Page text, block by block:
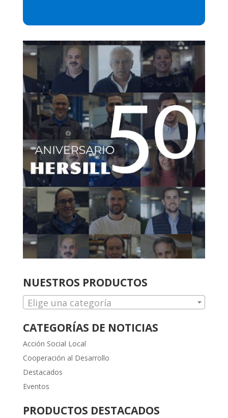
NUESTROS PRODUCTOS
Elige una categoría
CATEGORÍAS DE NOTICIAS
Acción Social Local
Cooperación al Desarrollo
Destacados
Eventos
PRODUCTOS DESTACADOS